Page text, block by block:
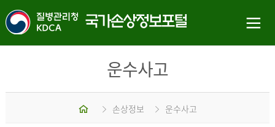
운수사고
홈 손상정보 운수사고